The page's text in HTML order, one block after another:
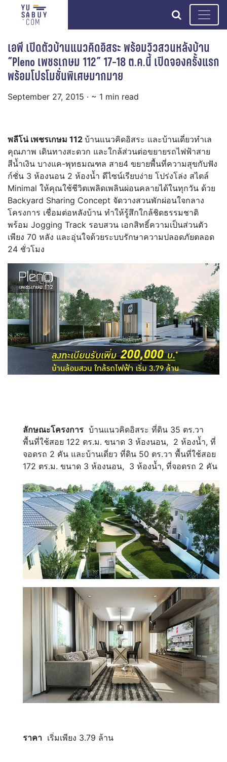
search
เอพี เปิดตัวบ้านแนวคิดอิสระ พร้อมวิวสวนหลังบ้าน
“Pleno เพชรเกษม 112” 17-18 ต.ค.นี้ เปิดจองครั้งแรก
พร้อมโปรโมชั่นพิเศษมากมาย
September 27, 2015 · ~ 1 min read
พลีโน่ เพชรเกษม 112 บ้านแนวคิดอิสระ และบ้านเดี่ยวทำเล
คุณภาพ เดินทางสะดวก และใกล้ส่วนต่อขยายรถไฟฟ้าสาย
สีน้ำเงิน บางแค-พุทธมณฑล สาย4 ขยายพื้นที่ความสุขกับฟัง
ก์ชั่น 3 ห้องนอน 2 ห้องน้ำ ดีไซน์เรียบง่าย โปร่งโล่ง สไตล์
Minimal ให้คุณใช้ชีวิตเพลิดเพลินผ่อนคลายได้ในทุกวัน ด้วย
Backyard Sharing Concept จัดวางสวนพักผ่อนใจกลาง
โครงการ เชื่อมต่อหลังบ้าน ทำให้รู้สึกใกล้ชิดธรรมชาติ
พร้อม Jogging Track รอบสวน เอกสิทธิ์ความเป็นส่วนตัว
เพียง 70 หลัง และอุ่นใจด้วยระบบรักษาความปลอดภัยตลอด
24 ชั่วโมง
ลักษณะโครงการ บ้านแนวคิดอิสระ ที่ดิน 35 ตร.วา
พื้นที่ใช้สอย 122 ตร.ม. ขนาด 3 ห้องนอน, 2 ห้องน้ำ, ที่
จอดรถ 2 คัน และบ้านเดี่ยว ที่ดิน 50 ตร.วา พื้นที่ใช้สอย
172 ตร.ม. ขนาด 3 ห้องนอน, 3 ห้องน้ำ, ที่จอดรถ 2 คัน
ราคา เริ่มเพียง 3.79 ล้าน